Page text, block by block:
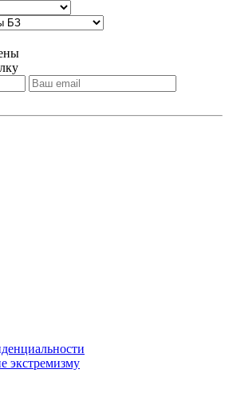
экстремизму